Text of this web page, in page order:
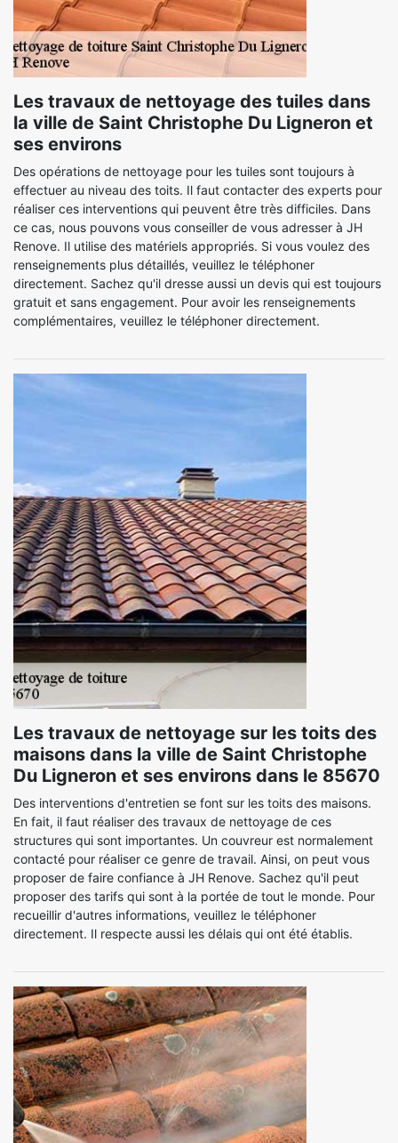
Les travaux de nettoyage des tuiles dans
la ville de Saint Christophe Du Ligneron et
ses environs
Des opérations de nettoyage pour les tuiles sont toujours à
effectuer au niveau des toits. Il faut contacter des experts pour
réaliser ces interventions qui peuvent être très difficiles. Dans
ce cas, nous pouvons vous conseiller de vous adresser à JH
Renove. Il utilise des matériels appropriés. Si vous voulez des
renseignements plus détaillés, veuillez le téléphoner
directement. Sachez qu'il dresse aussi un devis qui est toujours
gratuit et sans engagement. Pour avoir les renseignements
complémentaires, veuillez le téléphoner directement.
Les travaux de nettoyage sur les toits des
maisons dans la ville de Saint Christophe
Du Ligneron et ses environs dans le 85670
Des interventions d'entretien se font sur les toits des maisons.
En fait, il faut réaliser des travaux de nettoyage de ces
structures qui sont importantes. Un couvreur est normalement
contacté pour réaliser ce genre de travail. Ainsi, on peut vous
proposer de faire confiance à JH Renove. Sachez qu'il peut
proposer des tarifs qui sont à la portée de tout le monde. Pour
recueillir d'autres informations, veuillez le téléphoner
directement. Il respecte aussi les délais qui ont été établis.